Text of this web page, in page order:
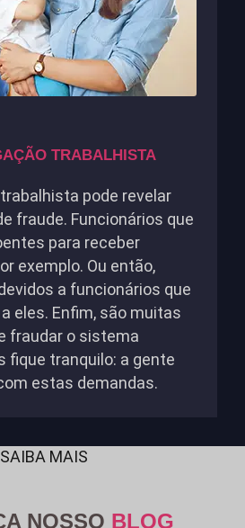
TRABALHISTA
pode revelar
fraude. Funcionários que
para receber
exemplo. Ou então,
a funcionários que
eles. Enfim, são muitas
fraudar o sistema
fique tranquilo: a gente
estas demandas.
SAIBA MAIS
NOSSO BLOG